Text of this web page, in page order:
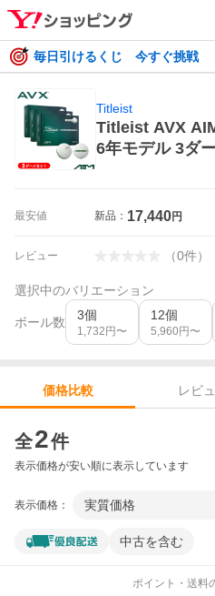
毎日引けるくじ 今すぐ挑戦
Titleist
Titleist AVX
6年モデル 3ダ
最安値 新品： 17,440円
レビュー （0件）
選択中のバリエーション
ボール数 3個
1,732 円〜
12個
5,960 円〜
価格比較 レビ
全2件
表示価格が安い順に表示しています
表示価格： 実質価格
中古を含む
ポイント・送料